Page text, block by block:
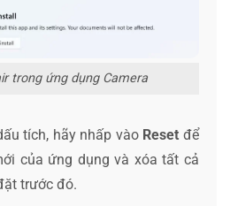
trong ứng dụng Camera
tích, hãy nhấp vào Reset để
của ứng dụng và xóa tất cả
trước đó.